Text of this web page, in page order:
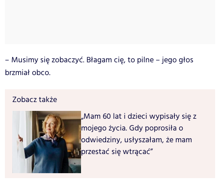
– Musimy się zobaczyć. Błagam cię, to pilne – jego głos
brzmiał obco.
Zobacz także
„Mam 60 lat i dzieci wypisały się z
mojego życia. Gdy poprosiła o
odwiedziny, usłyszałam, że mam
przestać się wtrącać”